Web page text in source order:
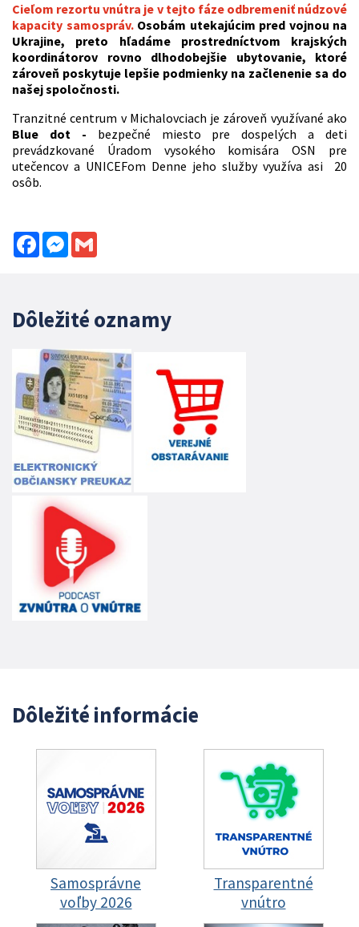
Cieľom rezortu vnútra je v tejto fáze odbremeniť núdzové
kapacity samospráv.Osobám utekajúcim pred vojnou na
Ukrajine, preto hľadáme prostredníctvom krajských
koordinátorov rovno dlhodobejšie ubytovanie, ktoré
zároveň poskytuje lepšie podmienky na začlenenie sa do
našej spoločnosti.
Tranzitné centrum v Michalovciach je zároveň využívané ako
Blue dot - bezpečné miesto pre dospelých a deti
prevádzkované Úradom vysokého komisára OSN pre
utečencov a UNICEFom Denne jeho služby využíva asi 20
osôb.
FacebookMessenger
Dôležité oznamy
Dôležité informácie
Samosprávne
voľby 2026
Transparentné
vnútro